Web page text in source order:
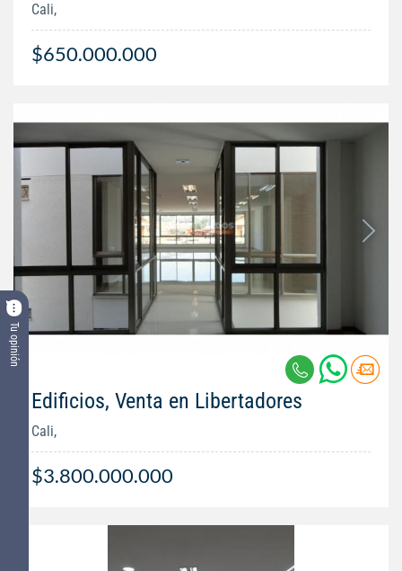
Tu opinión
Cali,
$650.000.000
Edificios, Venta en Libertadores
Cali,
$3.800.000.000